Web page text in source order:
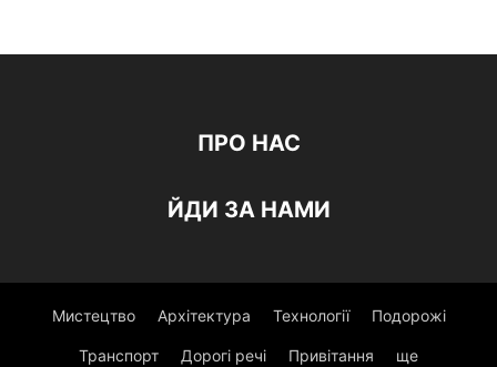
ПРО НАС
ЙДИ ЗА НАМИ
Мистецтво Архітектура Технології Подорожі
Транспорт Дорогі речі Привітання ще